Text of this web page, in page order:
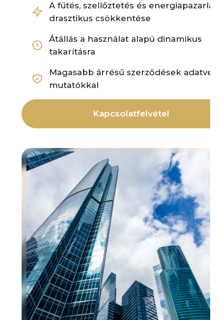
A fűtés, szellőztetés és energiapazarlás
drasztikus csökkentése
Átállás a használat alapú dinamikus
takarításra
Magasabb árrésű szerződések
mutatókkal
Kapcsolatfelvétel